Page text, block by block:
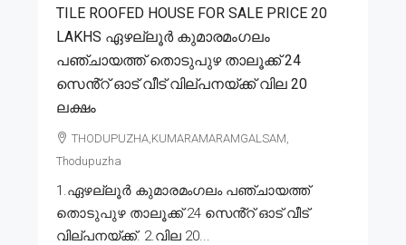
TILE ROOFED HOUSE FOR SALE PRICE 20
LAKHS ഏഴല്ലൂർ കുമാരമംഗലം
പഞ്ചായത്ത് തൊടുപുഴ താലൂക്ക് 24
സെൻ്റ് ഓട് വീട് വില്പനയ്ക്ക് വില 20
ലക്ഷം
THODUPUZHA,KUMARAMARAMGALSAM,
Thodupuzha
1.ഏഴല്ലൂർ കുമാരമംഗലം പഞ്ചായത്ത്
തൊടുപുഴ താലൂക്ക് 24 സെൻ്റ് ഓട് വീട്
വില്പനയ്ക്ക്. 2.വില 20...